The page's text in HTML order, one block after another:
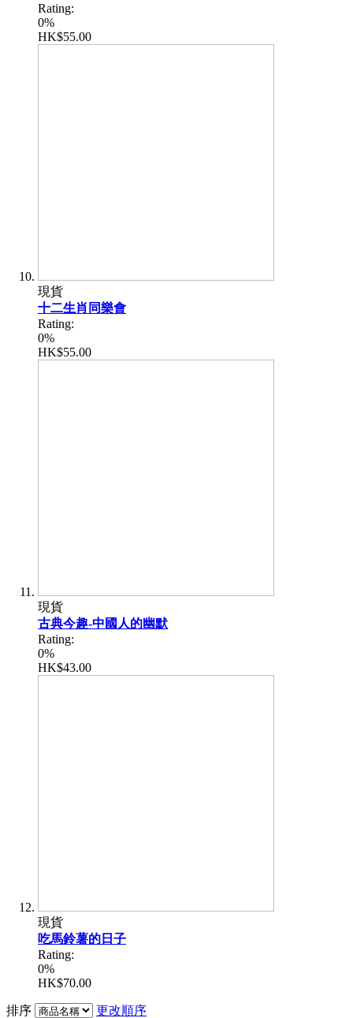
Rating:
0%
HK$55.00
現貨
十二生肖同樂會
Rating:
0%
HK$55.00
現貨
古典今趣-中國人的幽默
Rating:
0%
HK$43.00
現貨
吃馬鈴薯的日子
Rating:
0%
HK$70.00
排序 更改順序